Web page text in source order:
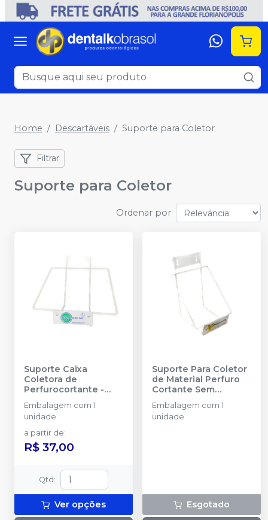
Home Descartáveis Suporte para Coletor
Filtrar
Suporte para Coletor
Ordenar por
Suporte Caixa
Coletora de
Perfurocortante -
GRANDESC
Embalagem com 1
unidade.
a partir de:
R$ 37,00
Qtd :
Ver opções
Suporte Para Coletor
de Material Perfuro
Cortante Sem
Ventosa
DESCARPACK
Embalagem com 1
unidade.
Esgotado